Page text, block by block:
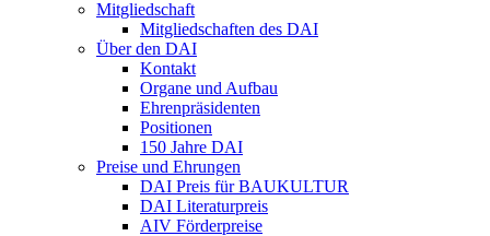
Mitgliedschaft
Mitgliedschaften des DAI
Über den DAI
Kontakt
Organe und Aufbau
Ehrenpräsidenten
Positionen
150 Jahre DAI
Preise und Ehrungen
DAI Preis für BAUKULTUR
DAI Literaturpreis
AIV Förderpreise